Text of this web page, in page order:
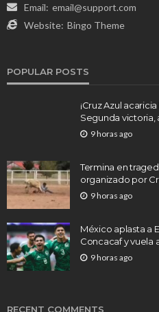
Email: email@support.com
Website: Bingo Theme
POPULAR POSTS
¡Cruz Azul
Segunda victoria,
9 horas ago
Termina en
organizado por
9 horas ago
México aplasta a
Concacaf y vuela
9 horas ago
RECENT COMMENTS